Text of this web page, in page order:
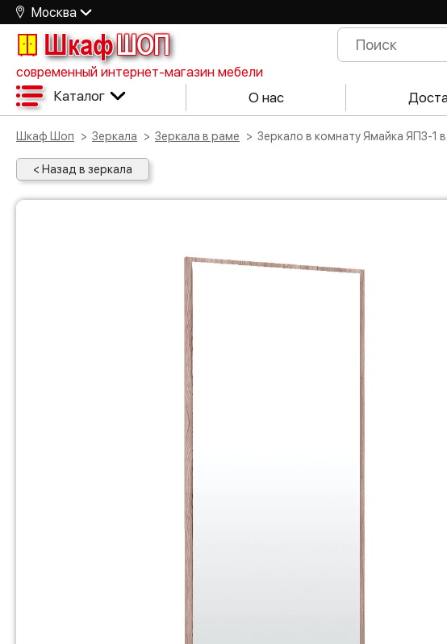
Москва
ШкафШОП
современный интернет-магазин мебели
Каталог О нас
Шкаф Шоп Зеркала Зеркала в раме Зеркало в комнату Ямайка ЯПЗ-
< Назад в зеркала